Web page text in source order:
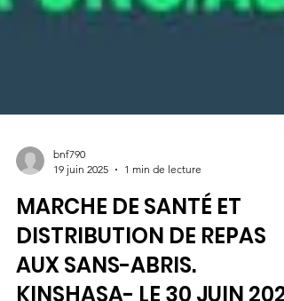
bnf790
19 juin 2025
1 min de lecture
MARCHE DE SANTÉ ET
DISTRIBUTION DE REPAS